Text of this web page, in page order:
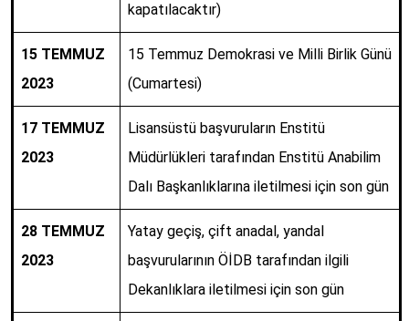
kapatılacaktır)
15 TEMMUZ
2023
15 Temmuz Demokrasi ve Milli Birlik Günü
(Cumartesi)
17 TEMMUZ
2023
Lisansüstü başvuruların Enstitü
Müdürlükleri tarafından Enstitü Anabilim
Dalı Başkanlıklarına iletilmesi için son gün
28 TEMMUZ
2023
Yatay geçiş, çift anadal, yandal
başvurularının ÖİDB tarafından ilgili
Dekanlıklara iletilmesi için son gün